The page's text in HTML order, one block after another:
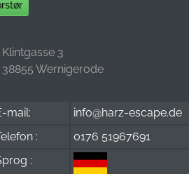
Klintgasse 3
38855 Wernigerode
mail:
info@harz-escape.de
:
0176 51967691
: